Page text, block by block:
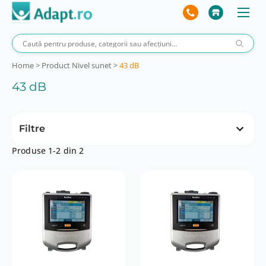
Home> Product Nivel sunet>43 dB
43 dB
Filtre
840 lei
840 lei
Presiune (cu masca)
2-50 cmH2O
Produse 1-2 din 2